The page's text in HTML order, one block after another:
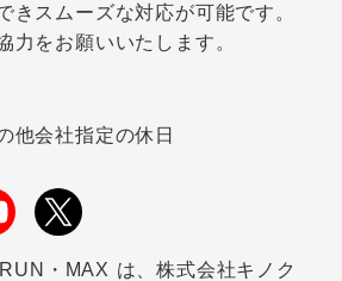
きスムーズな対応が可能です。
力をお願いいたします。
他会社指定の休日
RUN・MAX は、株式会社キノク